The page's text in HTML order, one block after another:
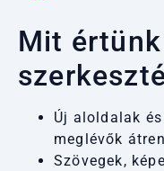
Mit
Új aloldalak
meglévők
Szövegek,